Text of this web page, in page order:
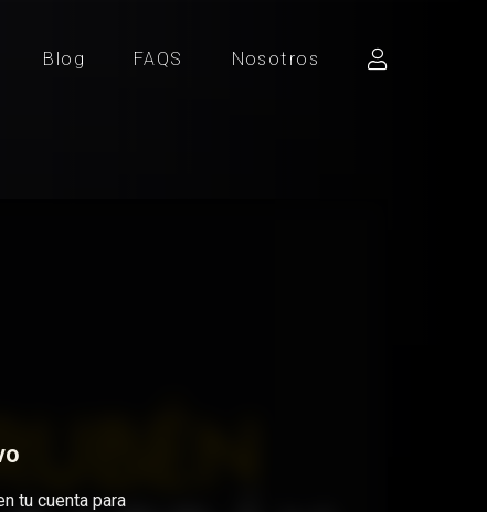
Blog FAQS Nosotros
tu cuenta para